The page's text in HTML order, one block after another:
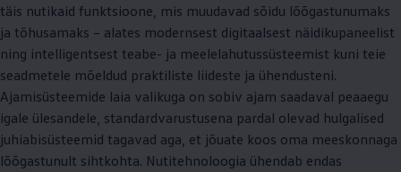
täis nutikaid funktsioone, mis muudavad sõidu lõõgastunumaks
ja tõhusamaks – alates modernsest digitaalsest näidikupaneelist
ning intelligentsest teabe- ja meelelahutussüsteemist kuni teie
seadmetele mõeldud praktiliste liideste ja ühendusteni.
Ajamisüsteemide laia valikuga on sobiv ajam saadaval peaaegu
igale ülesandele, standardvarustusena pardal olevad hulgalised
juhiabisüsteemid tagavad aga, et jõuate koos oma meeskonnaga
lõõgastunult sihtkohta. Nutitehnoloogia ühendab endas